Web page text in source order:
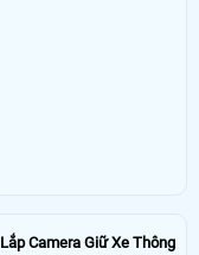
Lắp Camera Giữ Xe Thông